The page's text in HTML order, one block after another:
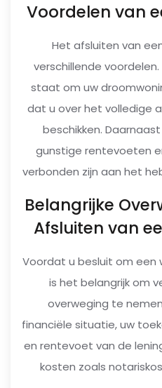
Voordelen van
Het afsluiten van
verschillende
staat om uw
dat u over het volledige
beschikken.
gunstige rentevoeten
verbonden zijn aan het
Belangrijke
Afsluiten van
Voordat u besluit om een
is het belangrijk om
overweging te
financiële situatie, uw
en rentevoet van de
kosten zoals